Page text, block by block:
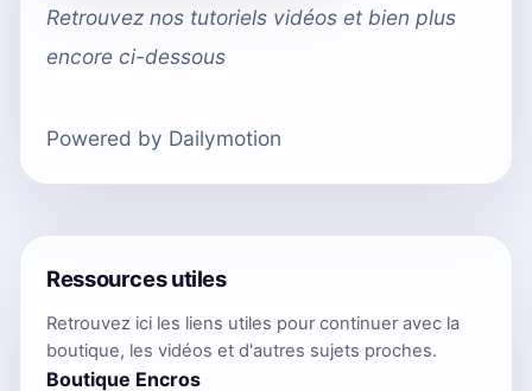
Retrouvez nos tutoriels vidéos et bien plus
encore ci-dessous
Powered by Dailymotion
Ressources utiles
Retrouvez ici les liens utiles pour continuer avec la
boutique, les vidéos et d'autres sujets proches.
Boutique Encros